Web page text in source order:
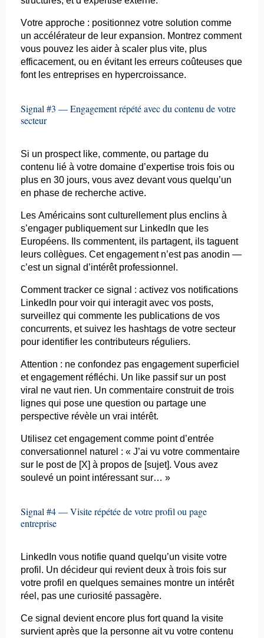
Votre approche : positionnez votre solution comme
un accélérateur de leur expansion. Montrez comment
vous pouvez les aider à scalerplus vite, plus
efficacement, ou en évitant les erreurs coûteuses que
font les entreprises en hypercroissance.
Signal #3 — Engagement répété avec du contenu de votre
secteur
Si un prospect like, commente, ou partage du
contenu lié à votre domaine d’expertise trois fois ou
plus en 30 jours, vous avez devant vous quelqu’un
en phase de recherche active.
Les Américains sont culturellement plus enclins à
s’engager publiquement sur LinkedIn que les
Européens. Ils commentent, ils partagent, ils taguent
leurs collègues. Cet engagement n’est pas anodin —
c’est un signal d’intérêt professionnel.
Comment tracker ce signal : activez vos notifications
LinkedIn pour voir qui interagit avec vos posts,
surveillez qui commente les publications de vos
concurrents, et suivez les hashtagsde votre secteur
pour identifier les contributeurs réguliers.
Attention : ne confondez pas engagement superficiel
et engagement réfléchi. Un like passif sur un post
viral ne vaut rien. Un commentaire construit de trois
lignes qui pose une question ou partage une
perspective révèle un vrai intérêt.
Utilisez cet engagement comme point d’entrée
conversationnel naturel : « J’ai vu votre commentaire
sur le post de [X] à propos de [sujet]. Vous avez
soulevé un point intéressant sur… »
Signal #4 — Visite répétée de votre profil ou page
entreprise
LinkedIn vous notifie quand quelqu’un visite votre
profil. Un décideur qui revient deux à trois fois sur
votre profil en quelques semaines montre un intérêt
réel, pas une curiosité passagère.
Ce signal devient encore plus fort quand la visite
survient après que la personne aitvu votre contenu